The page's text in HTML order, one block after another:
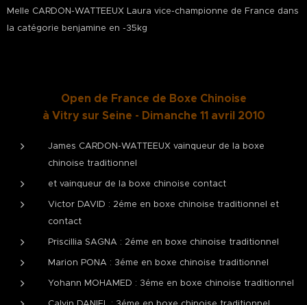
Melle CARDON-WATTEEUX Laura vice-championne de France dans
la catégorie benjamine en -35kg
Open de France de Boxe Chinoise
à Vitry sur Seine - Dimanche 11 avril 2010
James CARDON-WATTEEUX vainqueur de la boxe
chinoise traditionnel
et vainqueur de la boxe chinoise contact
Victor DAVID : 2éme en boxe chinoise traditionnel et
contact
Priscillia SAGNA : 2éme en boxe chinoise traditionnel
Marion PONA : 3éme en boxe chinoise traditionnel
Yohann MOHAMED : 3éme en boxe chinoise traditionnel